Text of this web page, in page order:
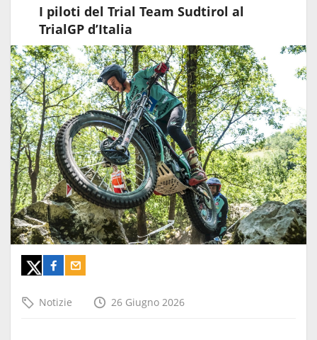
I piloti del Trial Team Sudtirol al
TrialGP d’Italia
Notizie 26 Giugno 2026